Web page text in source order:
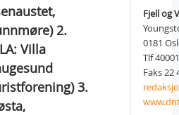
2.
Villa
3.
Fjell og
0181
Tlf
Faks 22